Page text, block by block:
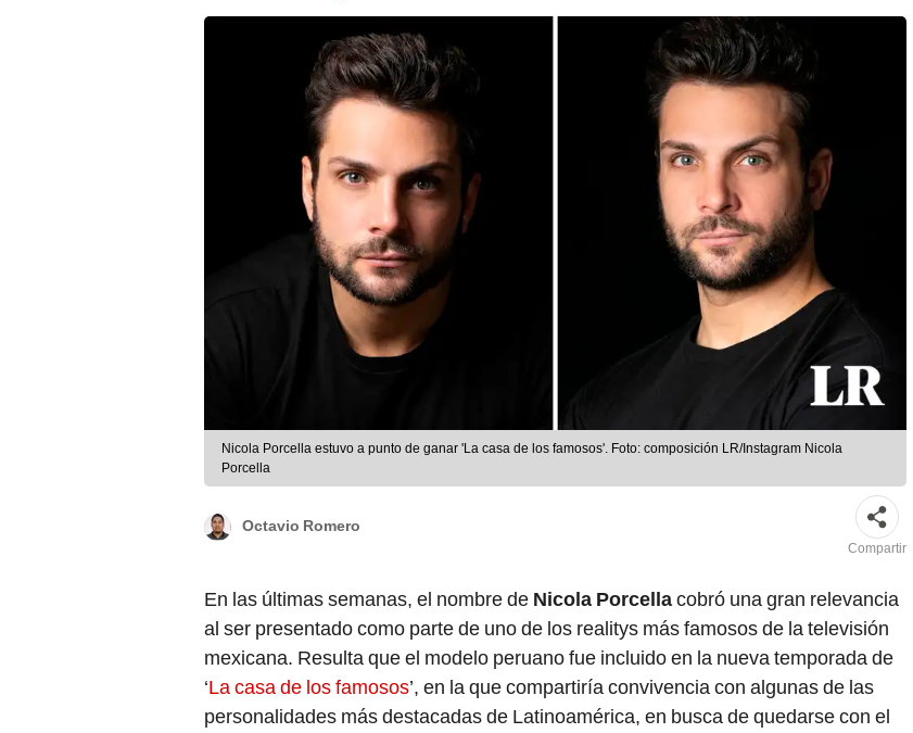
Nicola Porcella estuvo a punto de ganar 'La casa de los famosos'. Foto: composición LR/Instagram Nicola
Porcella
Octavio Romero
Compartir
En las últimas semanas, el nombre de Nicola Porcellacobró una gran relevancia
al ser presentado como parte de uno de los realitys más famosos de la televisión
mexicana. Resulta que el modelo peruano fue incluido en la nueva temporada de
‘La casa de los famosos’, en la que compartiría convivencia con algunas de las
personalidades más destacadas de Latinoamérica, en busca de quedarse con el